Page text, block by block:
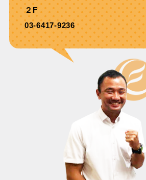
２F
03-6417-9236